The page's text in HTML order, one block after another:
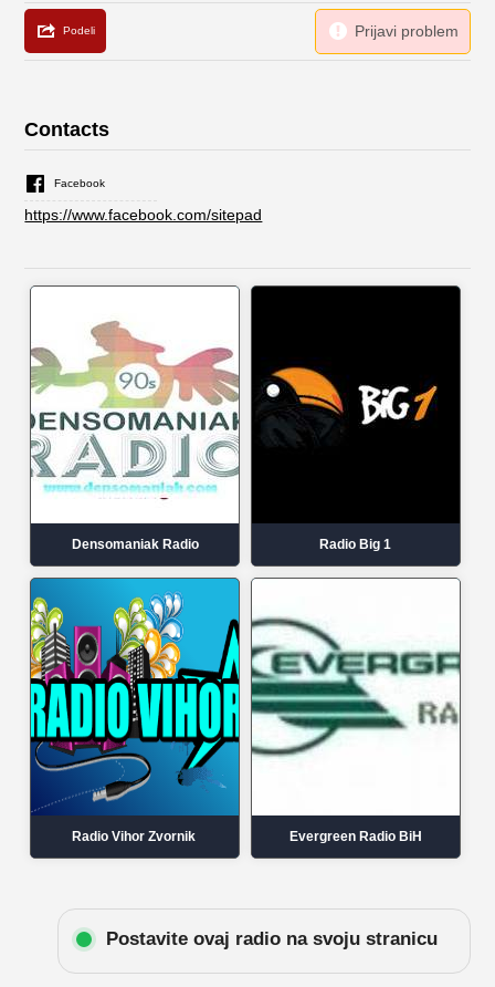
Contacts
Facebook
https://www.facebook.com/sitepad
Densomaniak Radio Radio Big 1
Radio Vihor Zvornik Evergreen Radio BiH
Postavite ovaj radio na svoju stranicu